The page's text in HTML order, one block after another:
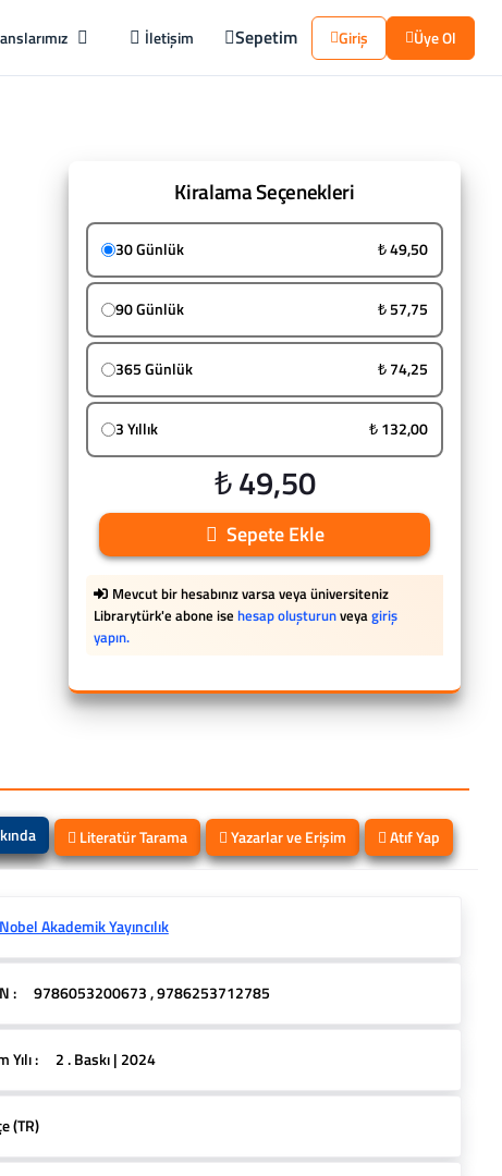
İletişim Sepetim Giriş Üye Ol
Kiralama Seçenekleri
30 Günlük ₺ 49,50
90 Günlük ₺ 57,75
365 Günlük ₺ 74,25
3 Yıllık ₺ 132,00
₺ 49,50
Sepete Ekle
Mevcut bir hesabınız varsa veya üniversiteniz
Librarytürk'e abone ise hesap oluşturunveyagiriş
yapın.
Literatür Tarama Yazarlar ve Erişim Atıf Yap
Nobel Akademik Yayıncılık
: 9786053200673 , 9786253712785
Yılı : 2 . Baskı | 2024
(TR)